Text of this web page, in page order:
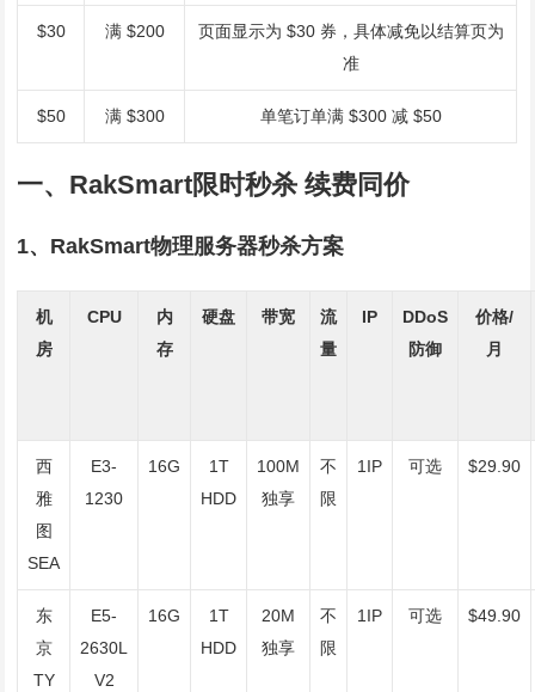
$30 满 $200
页面显示为 $30 券，具体减免以结算页为
准
$50 满 $300 单笔订单满 $300 减 $50
一、RakSmart限时秒杀 续费同价
1、RakSmart物理服务器秒杀方案
机
房
CPU
内
存
硬盘 带宽
流
量
IP
DDoS
防御
价格/
月
西
雅
图
SEA
E3-
1230
16G
1T
HDD
100M
独享
不
限
1IP 可选 $29.90
东
京
TY
E5-
2630L
V2
16G
1T
HDD
20M
独享
不
限
1IP 可选 $49.90